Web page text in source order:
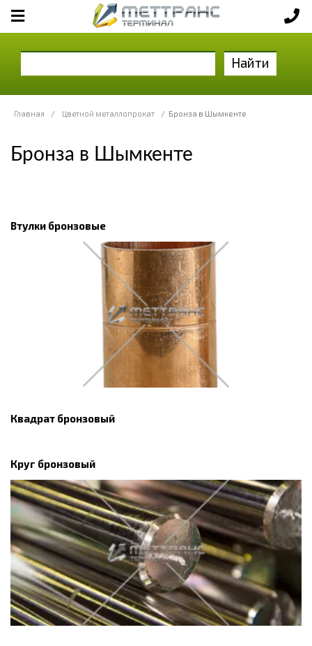
Найти
Главная / Цветной металлопрокат / Бронза в Шымкенте
Бронза в Шымкенте
Втулки бронзовые
Квадрат бронзовый
Круг бронзовый